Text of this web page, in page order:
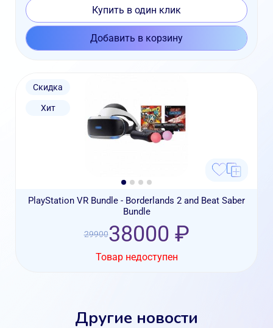
Купить в один клик
Добавить в корзину
Скидка
Хит
PlayStation VR Bundle - Borderlands 2 and Beat Saber
Bundle
2990038000 ₽
Товар недоступен
Другие новости